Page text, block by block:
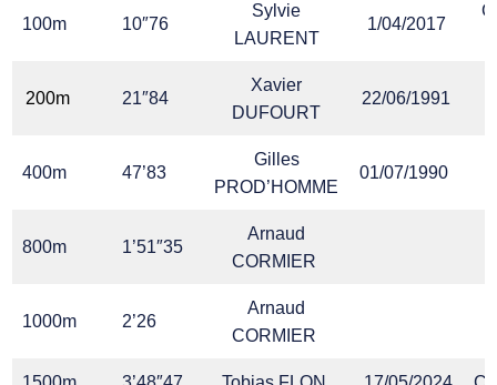
100m 10″76
Sylvie
LAURENT
1/04/2017
200m 21″84
Xavier
DUFOURT
22/06/1991
400m 47’83
Gilles
PROD’HOMME
01/07/1990
800m 1’51″35
Arnaud
CORMIER
1000m 2’26
Arnaud
CORMIER